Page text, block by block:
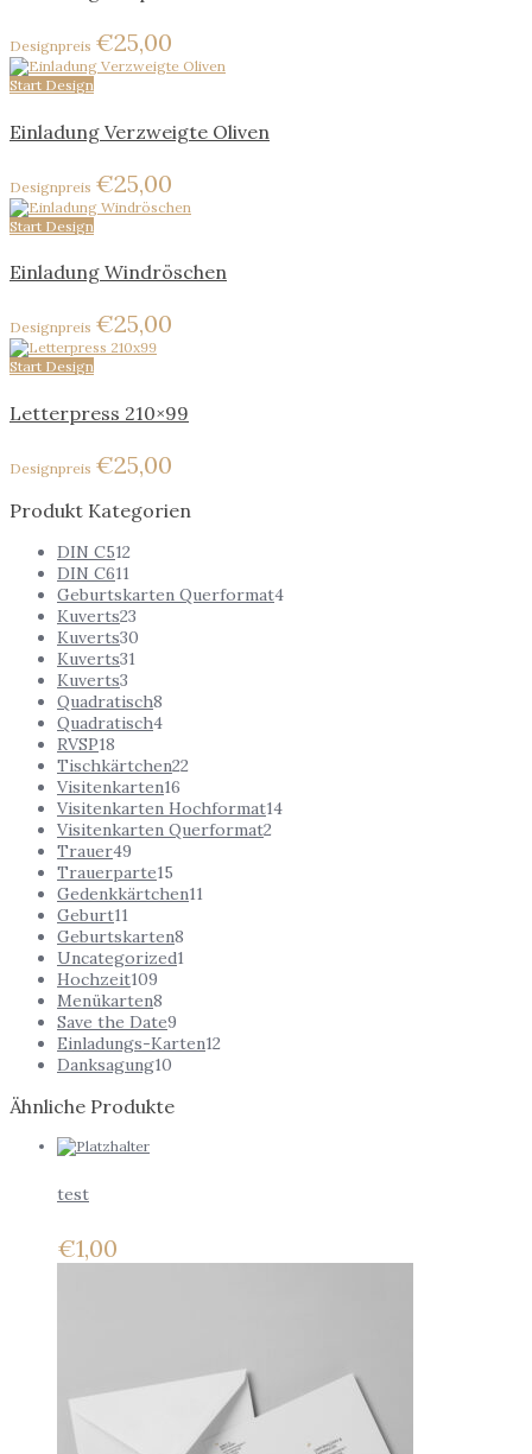
€25,00
Start Design
Einladung Verzweigte Oliven
€25,00
Start Design
Einladung Windröschen
€25,00
Start Design
Letterpress 210×99
€25,00
Produkt Kategorien
DIN C512
DIN C611
Geburtskarten Querformat4
Kuverts23
Kuverts30
Kuverts31
Kuverts3
Quadratisch8
Quadratisch4
RVSP18
Tischkärtchen22
Visitenkarten16
Visitenkarten Hochformat14
Visitenkarten Querformat2
Trauer49
Trauerparte15
Gedenkkärtchen11
Geburt11
Geburtskarten8
Uncategorized1
Hochzeit109
Menükarten8
Save the Date9
Einladungs-Karten12
Danksagung10
Ähnliche Produkte
test
€1,00